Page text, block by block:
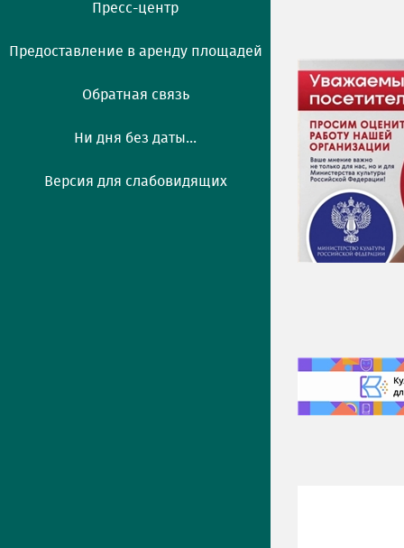
Пресс-центр
Предоставление в аренду площадей
Обратная связь
Ни дня без даты...
Версия для слабовидящих